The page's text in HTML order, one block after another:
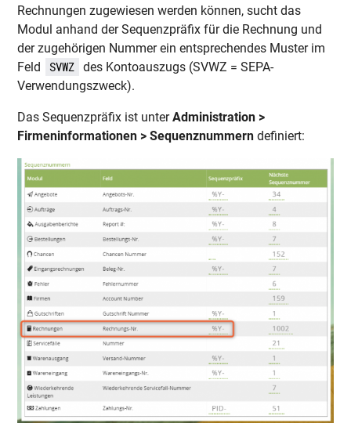
Rechnungen zugewiesen werden können, sucht das
Modul anhand der Sequenzpräfix für die Rechnung und
der zugehörigen Nummer ein entsprechendes Muster im
Feld
SVWZ
des Kontoauszugs (SVWZ = SEPA-
Verwendungszweck).
Das Sequenzpräfix ist unterAdministration >
Firmeninformationen > Sequenznummern definiert: